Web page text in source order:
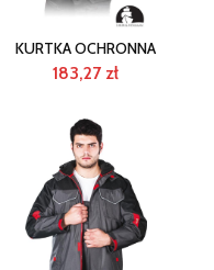
KURTKA OCHRONNA
183,27 zł